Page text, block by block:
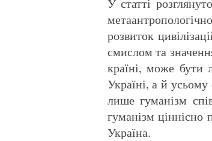
У статті
розвиток
смислом та
країні, може бути
Україні, а й
лише гуманізм
гуманізм ціннісно
Україна.